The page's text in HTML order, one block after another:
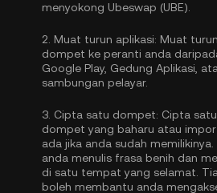
menyokong Ubeswap (UBE).
2. Muat turun aplikasi: Muat
dompet ke peranti anda
Google Play, Gedung Aplikasi,
sambungan pelayar.
3. Cipta satu dompet: Cipta
dompet yang baharu atau
ada jika anda sudah memilikinya.
anda menulis frasa benih dan
di satu tempat yang selamat.
boleh membantu anda